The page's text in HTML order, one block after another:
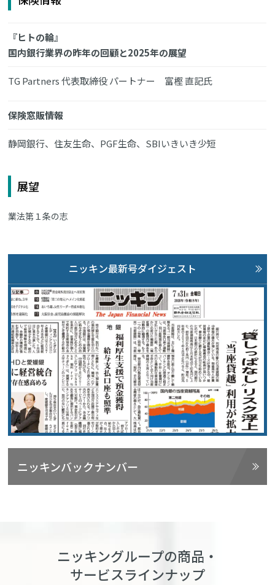
『ヒトの輪』
国内銀行業界の昨年の回顧と2025年の展望
TG Partners 代表取締役 パートナー 富樫 直記氏
保険窓販情報
静岡銀行、住友生命、PGF生命、SBIいきいき少短
展望
業法第１条の志
ニッキン最新号ダイジェスト
ニッキンバックナンバー
ニッキングループの商品・
サービスラインナップ